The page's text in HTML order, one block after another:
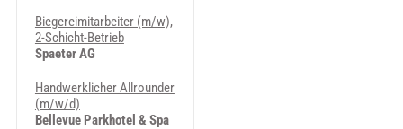
Biegereimitarbeiter (m/w),
2-Schicht-Betrieb
Spaeter AG
Handwerklicher Allrounder
(m/w/d)
Bellevue Parkhotel & Spa